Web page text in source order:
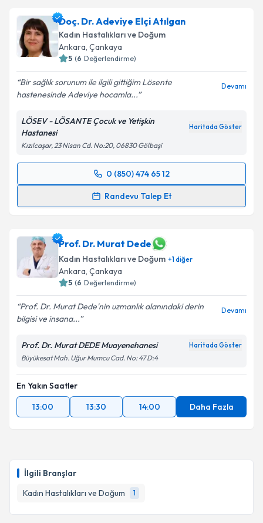
İlgili Branşlar
Kadın Hastalıkları ve Doğum
1
Op. Dr. Merve SARIKAYA ERASLANiçin randevu
takvimi talebi oluşturun. Size bu uzmandan randevu
almanız için bir takvim hazırlandığında e-posta ile
bilgilendireceğiz.
E-posta Adresiniz
Kişisel verilerimin işlenmesine ilişkin
Metni'ni okudum ve kişisel verilerimin belirtilen
kapsamda işlenmesini kabul ediyorum.
Takvim Talebini Gönder
Doç. Dr. Adeviye Elçi Atılgan
Kadın Hastalıkları ve Doğum
Ankara, Çankaya
5 (6 Değerlendirme)
Bir sağlık sorunum ile ilgili gittiğim Lösente
hastenesinde Adeviye hocamla...
Devamı
LÖSEV - LÖSANTE Çocuk ve Yetişkin
Hastanesi
Haritada Göster
Kızılcaşar, 23 Nisan Cd. No:20, 06830 Gölbaşi
0 (850) 474 65 12
Randevu Talep Et
Randevu Takvimi Talebi
için bir takvim hazırlandığında e-posta ile
bilgilendireceğiz.
E-posta Adresiniz
Metni'ni okudum ve kişisel verilerimin belirtilen
kapsamda işlenmesini kabul ediyorum.
Takvim Talebini Gönder
Prof. Dr. Murat Dede
Kadın Hastalıkları ve Doğum +1diğer
Ankara, Çankaya
5 (6 Değerlendirme)
Prof. Dr. Murat Dede'nin uzmanlık alanındaki derin
bilgisi ve insana...
Devamı
Prof. Dr. Murat DEDE Muayenehanesi Haritada Göster
Büyükesat Mah. Uğur Mumcu Cad. No: 47 D:4
En Yakın Saatler
13:00
13:30 14:00 Daha Fazla